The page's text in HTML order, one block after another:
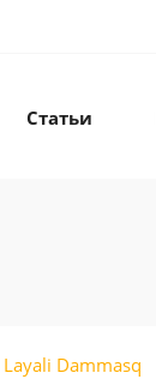
Статьи
Layali Dammasq